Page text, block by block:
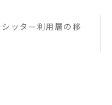
ッター利用層の移